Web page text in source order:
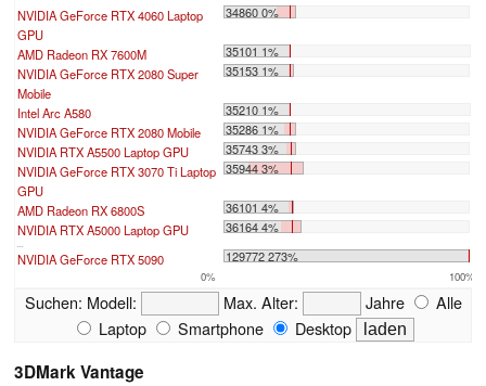
NVIDIA GeForce RTX 4060 Laptop
GPU
34860 0%
AMD Radeon RX 7600M
35101 1%
NVIDIA GeForce RTX 2080 Super
Mobile
35153 1%
Intel Arc A580
35210 1%
NVIDIA GeForce RTX 2080 Mobile
35286 1%
NVIDIA RTX A5500 Laptop GPU
35743 3%
NVIDIA GeForce RTX 3070 Ti Laptop
GPU
35944 3%
AMD Radeon RX 6800S
36101 4%
NVIDIA RTX A5000 Laptop GPU
36164 4%
...
NVIDIA GeForce RTX 5090 129772 273%
0% 100%
Suchen: Modell: Max. Alter: Jahre
Alle
Laptop
Smartphone Desktop
3DMark Vantage